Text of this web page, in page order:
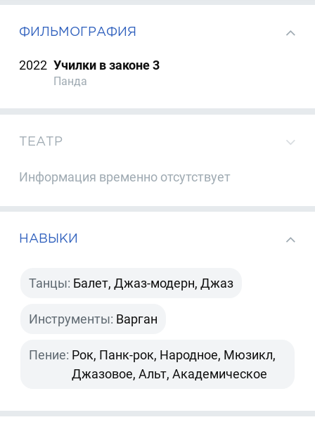
ФИЛЬМОГРАФИЯ
2022 Училки в законе 3
Панда
ТЕАТР
Информация временно отсутствует
НАВЫКИ
Танцы: Балет, Джаз-модерн, Джаз
Инструменты: Варган
Пение: Рок, Панк-рок, Народное, Мюзикл,
Джазовое, Альт, Академическое